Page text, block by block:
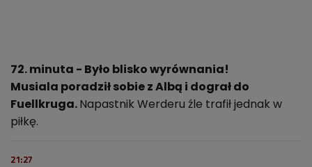
72. minuta - Było blisko wyrównania!
Musiala poradził sobie z Albą i dograł do
Fuellkruga.Napastnik Werderu źle trafił jednak w
piłkę.
21:27